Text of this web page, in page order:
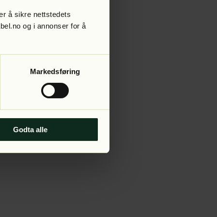
å sikre nettstedets
og i annonser for å
Markedsføring
Godta alle